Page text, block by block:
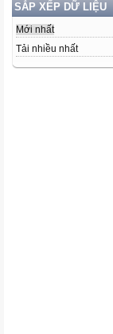
SẮP XẾP DỮ LIỆU
Mới nhất
Tải nhiều nhất